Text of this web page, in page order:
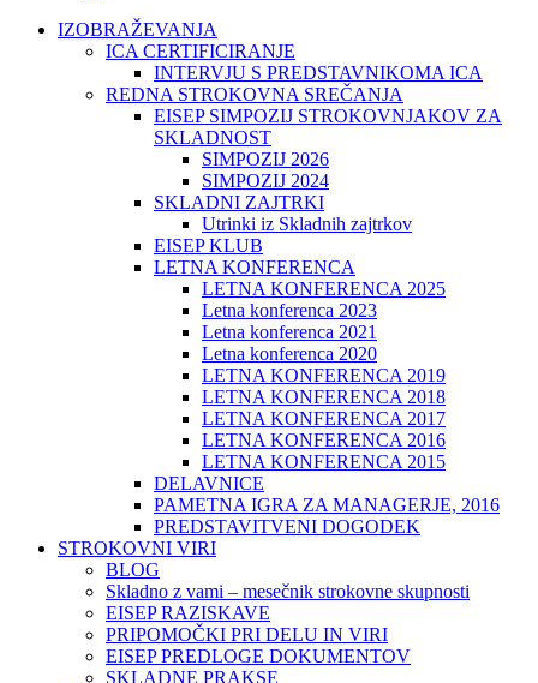
IZOBRAŽEVANJA
ICA CERTIFICIRANJE
INTERVJU S PREDSTAVNIKOMA ICA
REDNA STROKOVNA SREČANJA
EISEP SIMPOZIJ STROKOVNJAKOV ZA
SKLADNOST
SIMPOZIJ 2026
SIMPOZIJ 2024
SKLADNI ZAJTRKI
Utrinki iz Skladnih zajtrkov
EISEP KLUB
LETNA KONFERENCA
LETNA KONFERENCA 2025
Letna konferenca 2023
Letna konferenca 2021
Letna konferenca 2020
LETNA KONFERENCA 2019
LETNA KONFERENCA 2018
LETNA KONFERENCA 2017
LETNA KONFERENCA 2016
LETNA KONFERENCA 2015
DELAVNICE
PAMETNA IGRA ZA MANAGERJE, 2016
PREDSTAVITVENI DOGODEK
STROKOVNI VIRI
BLOG
Skladno z vami – mesečnik strokovne skupnosti
EISEP RAZISKAVE
PRIPOMOČKI PRI DELU IN VIRI
EISEP PREDLOGE DOKUMENTOV
SKLADNE PRAKSE